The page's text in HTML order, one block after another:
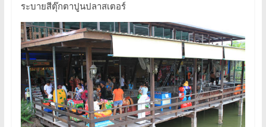
ระบายสีตุ๊กตาปูนปลาสเตอร์